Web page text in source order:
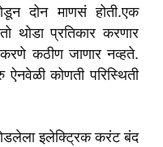
दोन माणसं होती.एक
थोडा प्रतिकार करणार
करणे कठीण जाणार नव्हते.
ऐनवेळी कोणती परिस्थिती
इलेक्ट्रिक करंट बंद